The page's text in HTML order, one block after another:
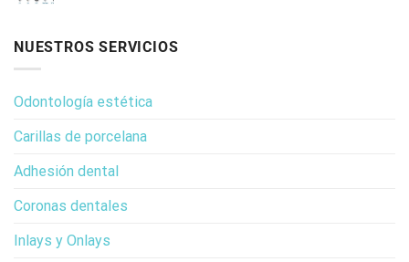
NUESTROS SERVICIOS
Odontología estética
Carillas de porcelana
Adhesión dental
Coronas dentales
Inlays y Onlays